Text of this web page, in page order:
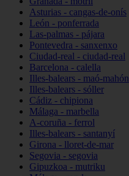
Asturias - cangas-de-onís
León - ponferrada
Las-palmas - pájara
Pontevedra - sanxenxo
Ciudad-real - ciudad-real
Barcelona - calella
Illes-balears - maó-mahón
Illes-balears - sóller
Cádiz - chipiona
Málaga - marbella
A-coruña - ferrol
Illes-balears - santanyí
Girona - lloret-de-mar
Segovia - segovia
Gipuzkoa - mutriku